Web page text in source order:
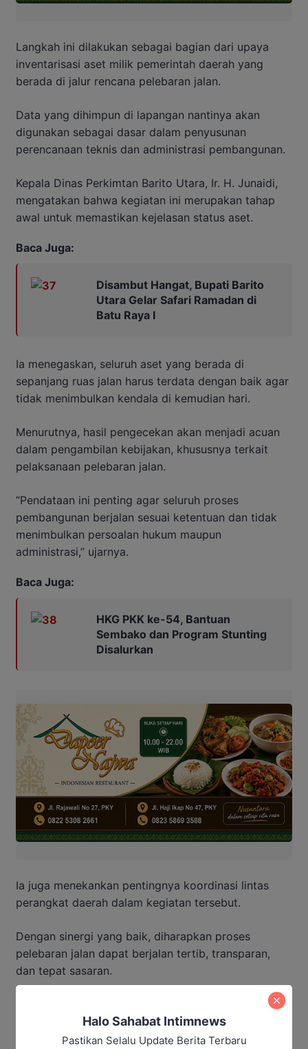
Langkah ini dilakukan sebagai bagian dari upaya
inventarisasi aset milik pemerintah daerah yang
berada di jalur rencana pelebaran jalan.
Data yang dihimpun di lapangan nantinya akan
digunakan sebagai dasar dalam penyusunan
perencanaan teknis dan administrasi pembangunan.
Kepala Dinas Perkimtan Barito Utara, Ir. H. Junaidi,
mengatakan bahwa kegiatan ini merupakan tahap
awal untuk memastikan kejelasan status aset.
Baca Juga:
Disambut Hangat, Bupati Barito
Utara Gelar Safari Ramadan di
Batu Raya I
Ia menegaskan, seluruh aset yang berada di
sepanjang ruas jalan harus terdata dengan baik agar
tidak menimbulkan kendala di kemudian hari.
Menurutnya, hasil pengecekan akan menjadi acuan
dalam pengambilan kebijakan, khususnya terkait
pelaksanaan pelebaran jalan.
“Pendataan ini penting agar seluruh proses
pembangunan berjalan sesuai ketentuan dan tidak
menimbulkan persoalan hukum maupun
administrasi,” ujarnya.
Baca Juga:
HKG PKK ke-54, Bantuan
Sembako dan Program Stunting
Disalurkan
Ia juga menekankan pentingnya koordinasi lintas
perangkat daerah dalam kegiatan tersebut.
Dengan sinergi yang baik, diharapkan proses
pelebaran jalan dapat berjalan tertib, transparan,
dan tepat sasaran.
mendukung percepatan pembangunan infrastruktur
di kawasan perkotaan.
Halo Sahabat Intimnews
Pastikan Selalu Update Berita Terbaru